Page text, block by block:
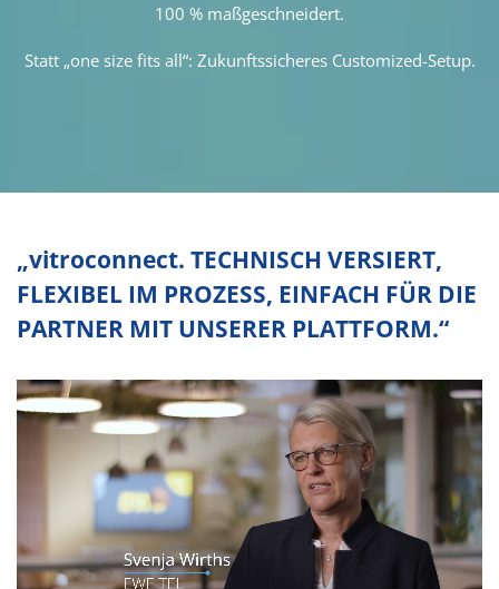
100 % maßgeschneidert.
Statt „one size fits all“: Zukunftssicheres Customized-Setup.
„vitroconnect. TECHNISCH VERSIERT,
FLEXIBEL IM PROZESS, EINFACH FÜR DIE
PARTNER MIT UNSERER PLATTFORM.“